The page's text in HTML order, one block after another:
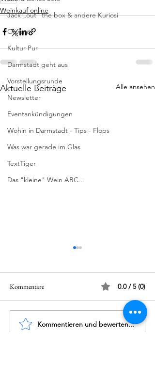
Jack „out“ the box & andere Kuriosi
Olivenöl
Kultur Pur
Darmstadt geht aus
Vorstellungsrunde
Newsletter
Eventankündigungen
Wohin in Darmstadt - Tips - Flops
Was war gerade im Glas
TextTiger
Das "kleine" Wein ABC...
Weinkauf online
Aktuelle Beiträge Alle ansehen
Online Tasting Burgunder
Kommentare 0.0 / 5 (0)
Kommentieren und bewerten...